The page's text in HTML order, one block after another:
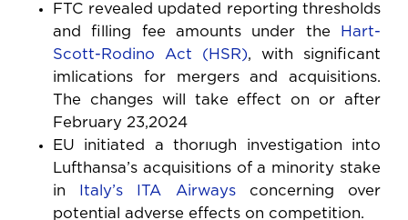
FTC revealed updated reporting thresholds
and filling fee amounts under the
Hart-
Scott-Rodino Act (HSR), with significant
imlications for mergers and acquisitions.
The changes will take effect on or after
February 23,2024
EU initiated a thorıugh investigation into
Lufthansa’s acquisitions of a minority stake
in
Italy’s ITA Airwaysconcerning over
potential adverse effects on competition.